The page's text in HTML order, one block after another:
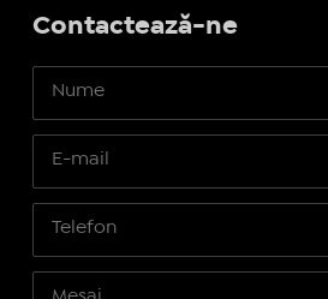
Contactează-ne